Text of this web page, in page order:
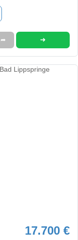
➦ ➜
17.700 €